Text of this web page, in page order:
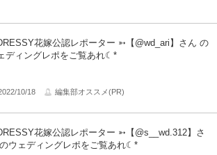
花嫁公認レポーター ➳【@wd_ari】さん の
ディングレポをご覧あれ☾*
10/18 編集部オススメ(PR)
花嫁公認レポーター ➳【@s__wd.312】さ
ウェディングレポをご覧あれ☾*